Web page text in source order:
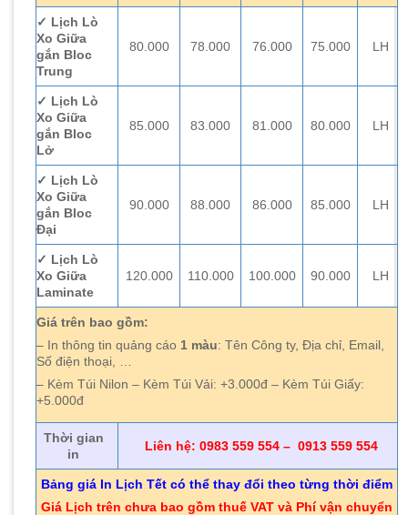
✓ Lịch Lò
Xo Giữa
gắn Bloc
Trung
80.000 78.000 76.000 75.000 LH
✓ Lịch Lò
Xo Giữa
gắn Bloc
Lở
85.000 83.000 81.000 80.000 LH
✓ Lịch Lò
Xo Giữa
gắn Bloc
Đại
90.000 88.000 86.000 85.000 LH
✓ Lịch Lò
Xo Giữa
Laminate
120.000 110.000 100.000 90.000 LH
Giá trên bao gồm:
– In thông tin quảng cáo 1 màu: Tên Công ty, Địa chỉ, Email,
Số điện thoại, …
– Kèm Túi Nilon – Kèm Túi Vải: +3.000đ – Kèm Túi Giấy:
+5.000đ
Thời gian
in
Liên hệ: 0983 559 554 – 0913 559 554
Bảng giá In Lịch Tết có thể thay đổi theo từng thời điểm
Giá Lịch trên chưa bao gồm thuế VAT và Phí vận chuyển